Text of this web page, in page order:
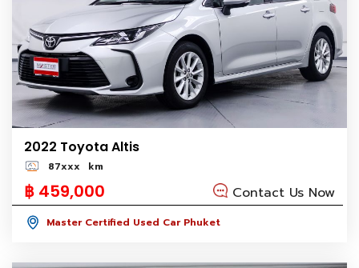
2022 Toyota Altis
87xxx km
฿ 459,000 Contact Us Now
Master Certified Used Car Phuket